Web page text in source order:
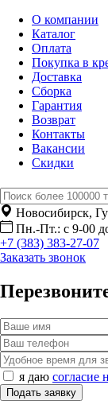
О компании
Каталог
Оплата
Покупка в
Доставка
Сборка
Гарантия
Возврат
Контакты
Вакансии
Скидки
Новосибирск,
Пн.-Пт.: с 9-00
+7 (383) 383-27-07
Заказать звонок
я даю согласие